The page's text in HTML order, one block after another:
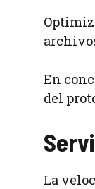
En
del
La